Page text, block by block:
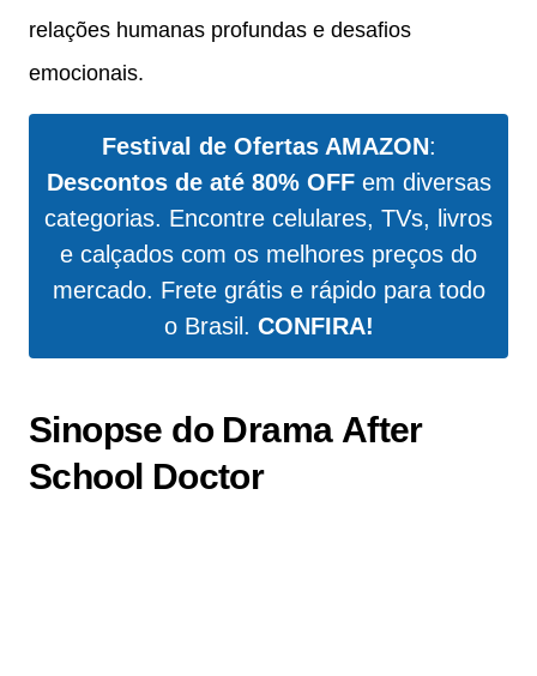
relações humanas profundas e desafios
emocionais.
Festival de Ofertas AMAZON:
Descontos de até 80% OFFem diversas
categorias. Encontre celulares, TVs, livros
e calçados com os melhores preços do
mercado. Frete grátis e rápido para todo
o Brasil. CONFIRA!
Sinopse do Drama After
School Doctor